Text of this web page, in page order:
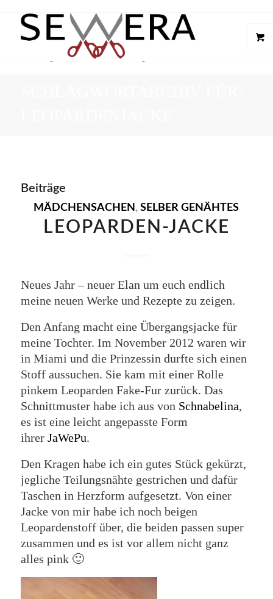
Beiträge
MÄDCHENSACHEN ,SELBER GENÄHTES
LEOPARDEN-JACKE
Neues Jahr – neuer Elan um euch endlich
meine neuen Werke und Rezepte zu zeigen.
Den Anfang macht eine Übergangsjacke für
meine Tochter. Im November 2012 waren wir
in Miami und die Prinzessin durfte sich einen
Stoff aussuchen. Sie kam mit einer Rolle
pinkem Leoparden Fake-Fur zurück. Das
Schnittmuster habe ich aus von Schnabelina,
es ist eine leicht angepasste Form
ihrer JaWePu.
Den Kragen habe ich ein gutes Stück gekürzt,
jegliche Teilungsnähte gestrichen und dafür
Taschen in Herzform aufgesetzt. Von einer
Jacke von mir habe ich noch beigen
Leopardenstoff über, die beiden passen super
zusammen und es ist vor allem nicht ganz
alles pink 🙂